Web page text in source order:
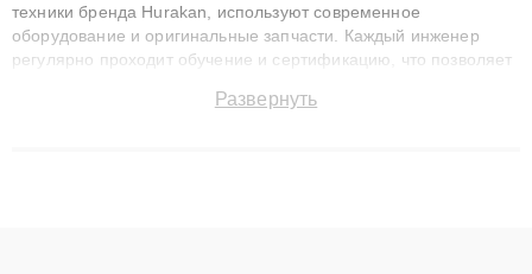
техники бренда Hurakan, используют современное
оборудование и оригинальные запчасти. Каждый инженер
регулярно проходит обучение и сертификацию, что позволяет
технику с сохранением гарантии до 3 лет. Наши мастера
Развернуть